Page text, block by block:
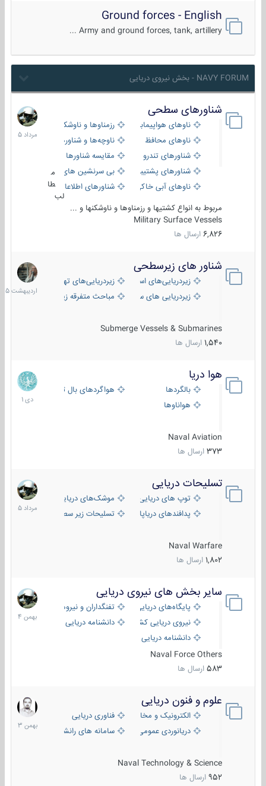
Ground forces - English
Army and ground forces, tank, artillery ...
NAVY FORUM - بخش نیروی دریایی
شناورهای سطحی
ناوهای هواپیمابر و بالگرد بررزمناوها و ناوشکن‌ها
ناوهای محافظ
ناوچه‌ها و شناورهای گشتی
شناورهای تندرو
مقایسه شناورها
شناورهای پشتیبانی
بی سرنشین های دریایی
ناوهای آبی خاکی و نیروبرشناورهای اطلاعاتی و جاسوسی
م
طا
لب
مربوط به انواع کشتیها و رزمناوها و ناوشکنها و ...
Military Surface Vessels
6,826 ارسال ها
2
مرداد
شناور های زیرسطحی
زیردریایی‌های استراتژیک زیردریایی‌های تهاجمی
زیردریایی های سبک
مباحث متفرقه زیرسطحی
Submerge Vessels & Submarines
1,540 ارسال ها
31
1405
هوا دریا
بالگردها
هواگردهای بال ثابت
هواناوها
Naval Aviation
373 ارسال ها
12
دی
تسلیحات دریایی
توپ های دریایی
موشک‌های دریایی
پدافندهای دریاپایه
تسلیحات زیر سطحی
Naval Warfare
1,802 ارسال ها
2
مرداد
سایر بخش های نیروی دریایی
پایگاه‌های دریایی
تفنگداران و نیروهای ویژه‌ی دریایی
نیروی دریایی کشورهای مختلفدانشنامه دریایی
دانشنامه دریایی کپی
Naval Force Others
583 ارسال ها
22
بهمن
علوم و فنون دریایی
الکترونیک و مخابرات دریاییفناوری دریایی
دریانوردی عمومی
سامانه های رانشی دریایی
Naval Technology & Science
952 ارسال ها
6
بهمن